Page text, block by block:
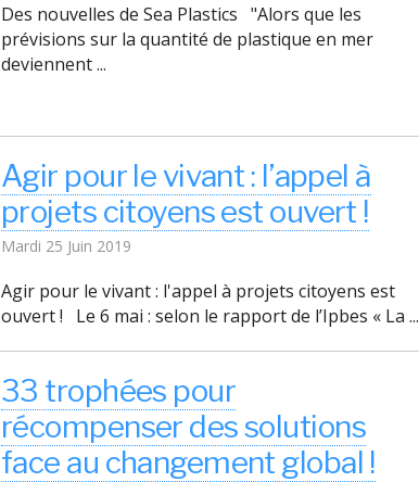
Des nouvelles de Sea Plastics "Alors que les
prévisions sur la quantité de plastique en mer
deviennent ...
Agir pour le vivant : l’appel à
projets citoyens est ouvert !
Mardi 25 Juin 2019
Agir pour le vivant : l'appel à projets citoyens est
ouvert ! Le 6 mai : selon le rapport de l’Ipbes « La ...
33 trophées pour
récompenser des solutions
face au changement global !